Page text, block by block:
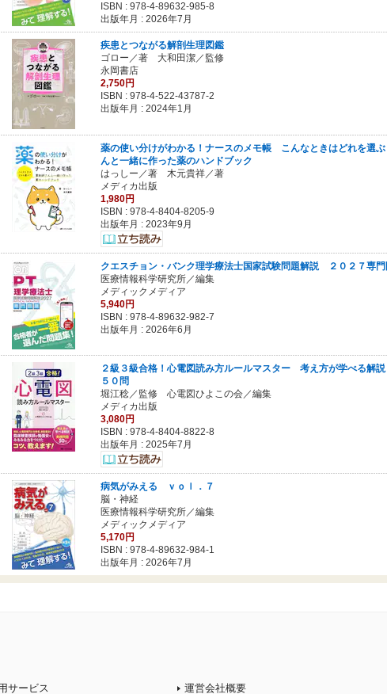
ISBN : 978-4-89632-985-8
出版年月 : 2026年7月
疾患とつながる解剖生理図鑑
ゴロー／著 大和田潔／監修
永岡書店
2,750円
ISBN : 978-4-522-43787-2
出版年月 : 2024年1月
薬の使い分けがわかる！ナースのメモ帳 こんなときはどれを選ぶ
んと一緒に作った薬のハンドブック
はっしー／著 木元貴祥／著
メディカ出版
1,980円
ISBN : 978-4-8404-8205-9
出版年月 : 2023年9月
クエスチョン・バンク理学療法士国家試験問題解説 ２０２７専門
医療情報科学研究所／編集
メディックメディア
5,940円
ISBN : 978-4-89632-982-7
出版年月 : 2026年6月
２級３級合格！心電図読み方ルールマスター 考え方が学べる解説
５０問
堀江稔／監修 心電図ひよこの会／編集
メディカ出版
3,080円
ISBN : 978-4-8404-8822-8
出版年月 : 2025年7月
病気がみえる ｖｏｌ．７
脳・神経
医療情報科学研究所／編集
メディックメディア
5,170円
ISBN : 978-4-89632-984-1
出版年月 : 2026年7月
サービス 運営会社概要